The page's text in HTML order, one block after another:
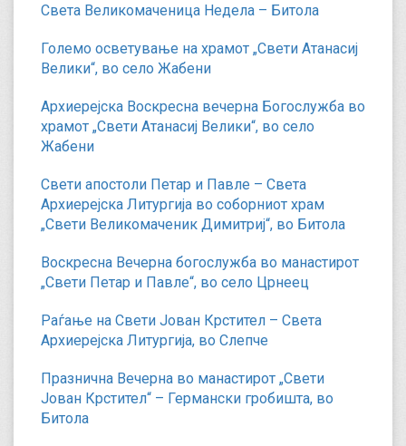
Света Великомаченица Недела – Битола
Големо осветување на храмот „Свети Атанасиј
Велики“, во село Жабени
Архиерејска Воскресна вечерна Богослужба во
храмот „Свети Атанасиј Велики“, во село
Жабени
Свети апостоли Петар и Павле – Света
Архиерејска Литургија во соборниот храм
„Свети Великомаченик Димитриј“, во Битола
Воскресна Вечерна богослужба во манастирот
„Свети Петар и Павле“, во село Црнеец
Раѓање на Свети Јован Крстител – Света
Архиерејска Литургија, во Слепче
Празнична Вечерна во манастирот „Свети
Јован Крстител“ – Германски гробишта, во
Битола